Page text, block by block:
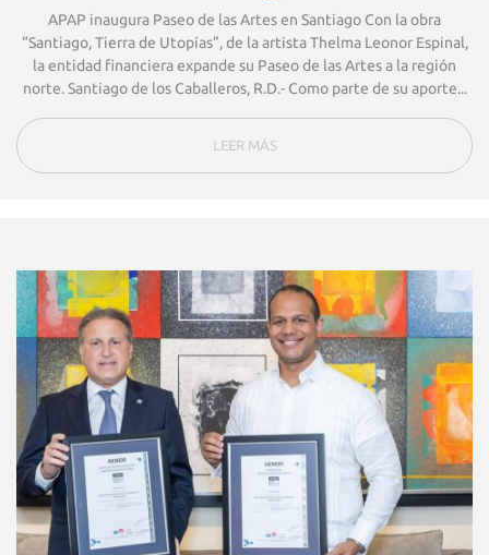
APAP inaugura Paseo de las Artes en Santiago Con la obra
“Santiago, Tierra de Utopías”, de la artista Thelma Leonor Espinal,
la entidad financiera expande su Paseo de las Artes a la región
norte. Santiago de los Caballeros, R.D.- Como parte de su aporte...
LEER MÁS